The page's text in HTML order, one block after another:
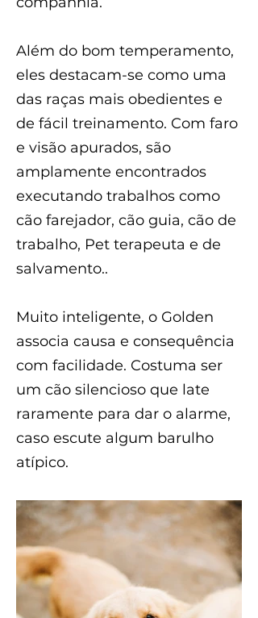
Além do bom temperamento,
eles destacam-se como uma
das raças mais obedientes e
de fácil treinamento. Com faro
e visão apurados, são
amplamente encontrados
executando trabalhos como
cão farejador, cão guia, cão de
trabalho, Pet terapeuta e de
salvamento..
Muito inteligente, o Golden
associa causa e consequência
com facilidade. Costuma ser
um cão silencioso que late
raramente para dar o alarme,
caso escute algum barulho
atípico.